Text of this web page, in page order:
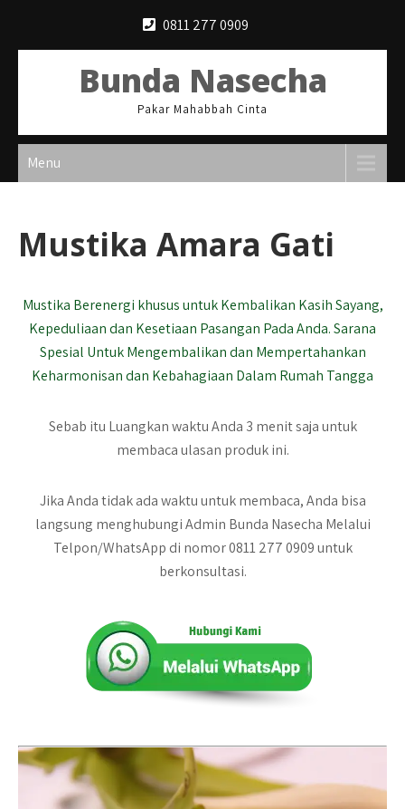
0811 277 0909
Bunda Nasecha
Pakar Mahabbah Cinta
Menu
Mustika Amara Gati
Mustika Berenergi khusus untuk Kembalikan Kasih Sayang,
Kepeduliaan dan Kesetiaan Pasangan Pada Anda. Sarana
Spesial Untuk Mengembalikan dan Mempertahankan
Keharmonisan dan Kebahagiaan Dalam Rumah Tangga
Sebab itu Luangkan waktu Anda 3 menit saja untuk
membaca ulasan produk ini.
Jika Anda tidak ada waktu untuk membaca, Anda bisa
langsung menghubungi Admin Bunda Nasecha Melalui
Telpon/WhatsApp di nomor 0811 277 0909 untuk
berkonsultasi.